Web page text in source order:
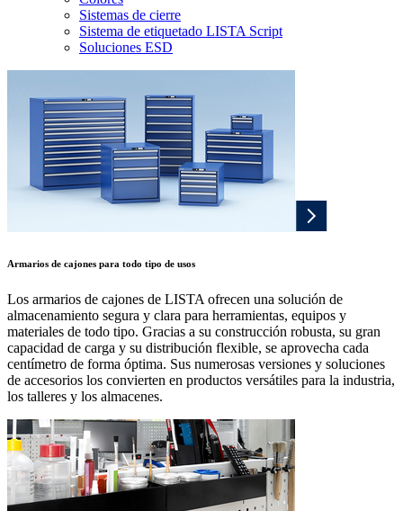
Sistemas de cierre
Sistema de etiquetado LISTA Script
Soluciones ESD
Armarios de cajones para todo tipo de usos
Los armarios de cajones de LISTA ofrecen una solución de
almacenamiento segura y clara para herramientas, equipos y
materiales de todo tipo. Gracias a su construcción robusta, su gran
capacidad de carga y su distribución flexible, se aprovecha cada
centímetro de forma óptima. Sus numerosas versiones y soluciones
de accesorios los convierten en productos versátiles para la industria,
los talleres y los almacenes.